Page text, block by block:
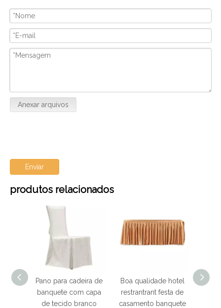
Anexar arquivos
Enviar
produtos relacionados
de
Pano para cadeira de
banquete com capa
de tecido branco
Boa qualidade hotel
restrantrant festa de
casamento banquete
Boa